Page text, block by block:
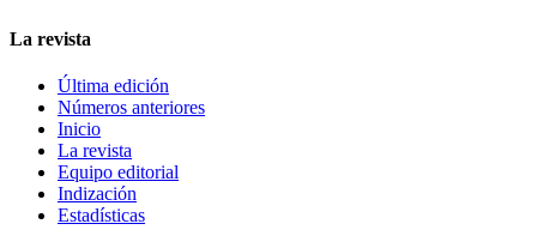
La revista
Última edición
Números anteriores
Inicio
La revista
Equipo editorial
Indización
Estadísticas